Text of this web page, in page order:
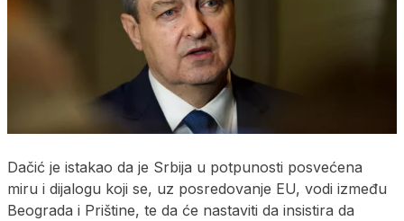
Dačić je istakao da je Srbija u potpunosti posvećena
miru i dijalogu koji se, uz posredovanje EU, vodi između
Beograda i Prištine, te da će nastaviti da insistira da